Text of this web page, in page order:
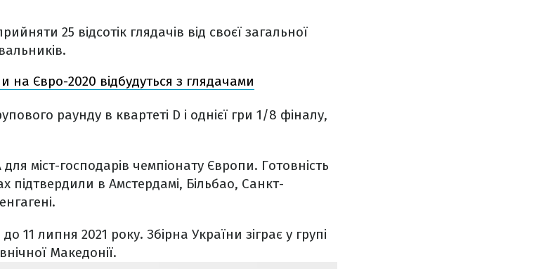
25 відсотік глядачів від своєї загальної
на Євро-2020 відбудуться з глядачами
раунду в квартеті D і однієї гри 1/8 фіналу,
міст-господарів чемпіонату Європи. Готовність
підтвердили в Амстердамі, Більбао, Санкт-
11 липня 2021 року. Збірна України зіграє у групі
Македонії.